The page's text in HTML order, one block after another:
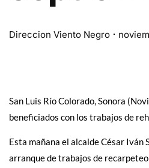
Direccion Viento Negro
San Luis Río Colorado, Sonora
beneficiados con los trabajos de
Esta mañana el alcalde César Iván
arranque de trabajos de